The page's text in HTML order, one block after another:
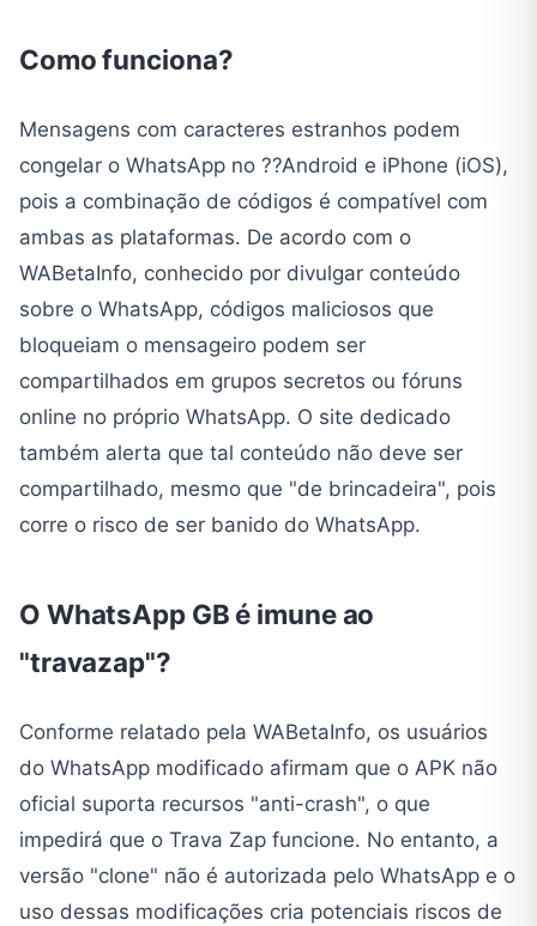
Como funciona?
Mensagens com caracteres estranhos podem
congelar o WhatsApp no ??Android e iPhone (iOS),
pois a combinação de códigos é compatível com
ambas as plataformas. De acordo com o
WABetaInfo, conhecido por divulgar conteúdo
sobre o WhatsApp, códigos maliciosos que
bloqueiam o mensageiro podem ser
compartilhados em grupos secretos ou fóruns
online no próprio WhatsApp. O site dedicado
também alerta que tal conteúdo não deve ser
compartilhado, mesmo que "de brincadeira", pois
corre o risco de ser banido do WhatsApp.
O WhatsApp GB é imune ao
"travazap"?
Conforme relatado pela WABetaInfo, os usuários
do WhatsApp modificado afirmam que o APK não
oficial suporta recursos "anti-crash", o que
impedirá que o Trava Zap funcione. No entanto, a
versão "clone" não é autorizada pelo WhatsApp e o
uso dessas modificações cria potenciais riscos de